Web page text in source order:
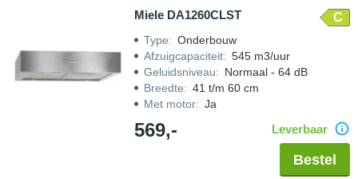
Miele DA1260CLST C
Type: Onderbouw
Afzuigcapaciteit: 545 m3/uur
Geluidsniveau: Normaal - 64 dB
Breedte: 41 t/m 60 cm
Met motor: Ja
569,- Leverbaar
Bestel